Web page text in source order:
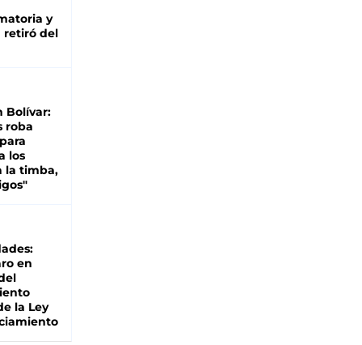
y
retiró del
Bolívar:
roba
los
la timba,
en
la Ley